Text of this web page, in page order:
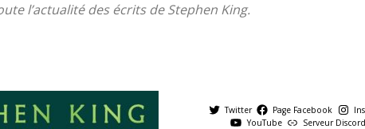
l’actualité des écrits de Stephen King.
Twitter Page Facebook
YouTube
Serveur Discord